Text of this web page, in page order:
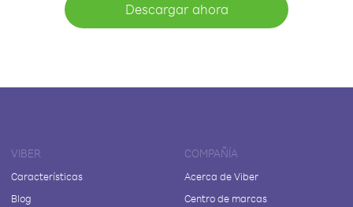
Descargar ahora
VIBER
Características
Blog
COMPAÑÍA
Acerca de Viber
Centro de marcas